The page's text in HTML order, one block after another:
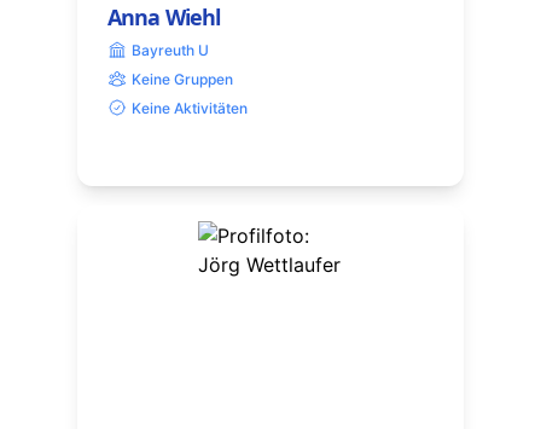
Anna Wiehl
Bayreuth U
Keine Gruppen
Keine Aktivitäten